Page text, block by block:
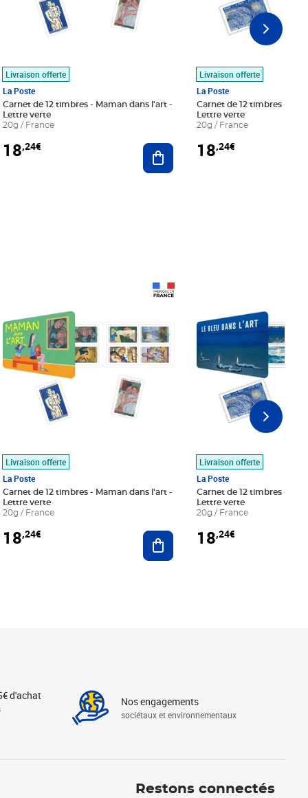
au panier
Livraison offerte
La Poste
Carnet de 12 timbres - Maman dans l'art -
Lettre verte
20g / France
18,24€ Ajouter au panier
Livraison offerte
La Poste
Carnet de 12 timbres - Le
Lettre verte
20g / France
18,24€
au panier
Livraison offerte
La Poste
Carnet de 12 timbres - Maman dans l'art -
Lettre verte
20g / France
18,24€ Ajouter au panier
Livraison offerte
La Poste
Carnet de 12 timbres - Le
Lettre verte
20g / France
18,24€
d'achat Nos engagements
sociétaux et environnementaux
Restons connectés